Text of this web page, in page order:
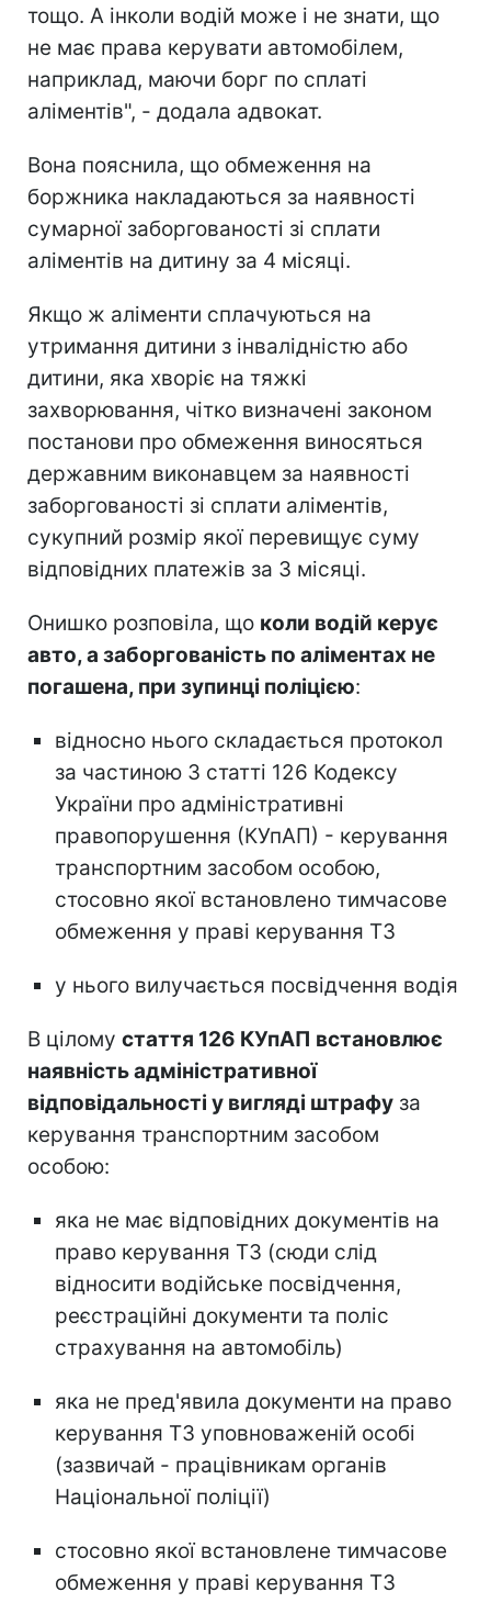
тощо. А інколи водій може і не знати, що
не має права керувати автомобілем,
наприклад, маючи борг по сплаті
аліментів", - додала адвокат.
Вона пояснила, що обмеження на
боржника накладаються за наявності
сумарної заборгованості зі сплати
аліментів на дитину за 4 місяці.
Якщо ж аліменти сплачуються на
утримання дитини з інвалідністю або
дитини, яка хворіє на тяжкі
захворювання, чітко визначені законом
постанови про обмеження виносяться
державним виконавцем за наявності
заборгованості зі сплати аліментів,
сукупний розмір якої перевищує суму
відповідних платежів за 3 місяці.
Онишко розповіла, що коли водій керує
авто, а заборгованість по аліментах не
погашена, при зупинці поліцією:
відносно нього складається протокол
за частиною 3 статті 126 Кодексу
України про адміністративні
правопорушення (КУпАП) - керування
транспортним засобом особою,
стосовно якої встановлено тимчасове
обмеження у праві керування ТЗ
у нього вилучається посвідчення водія
В цілому стаття 126 КУпАП встановлює
наявність адміністративної
відповідальності у вигляді штрафу за
керування транспортним засобом
особою:
яка не має відповідних документів на
право керування ТЗ (сюди слід
відносити водійське посвідчення,
реєстраційні документи та поліс
страхування на автомобіль)
яка не пред'явила документи на право
керування ТЗ уповноваженій особі
(зазвичай - працівникам органів
Національної поліції)
стосовно якої встановлене тимчасове
обмеження у праві керування ТЗ